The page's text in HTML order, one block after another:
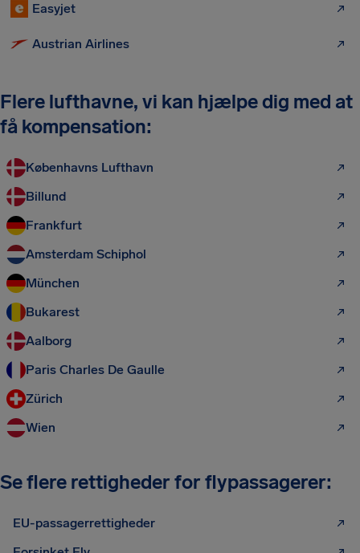
Easyjet
Austrian Airlines
Flere lufthavne, vi kan hjælpe dig med at
få kompensation:
Københavns Lufthavn
Billund
Frankfurt
Amsterdam Schiphol
München
Bukarest
Aalborg
Paris Charles De Gaulle
Zürich
Wien
Se flere rettigheder for flypassagerer:
EU-passagerrettigheder